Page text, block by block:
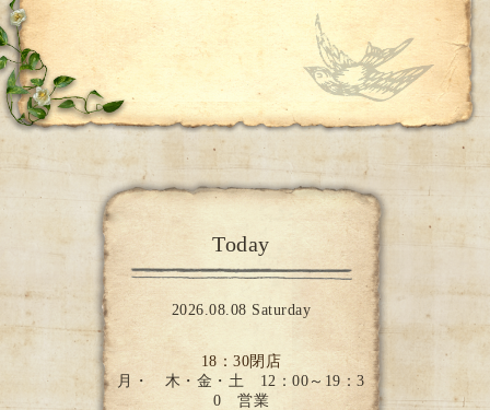
Today
2026.08.08 Saturday
18：30閉店
月・ 木・金・土 12：00～19：3
0 営業